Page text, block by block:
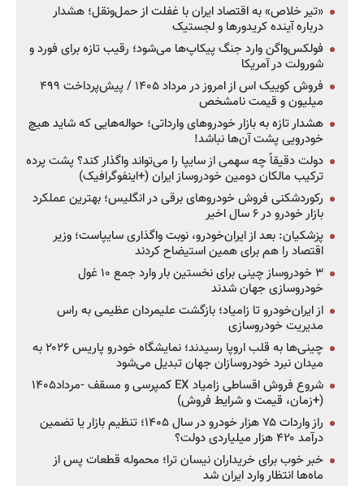
«تیر خلاص» به اقتصاد ایران با غفلت از حمل‌ونقل؛ هشدار
درباره آینده کریدورها و لجستیک
فولکس‌واگن وارد جنگ پیکاپ‌ها می‌شود؛ رقیب تازه برای فورد و
شورولت در آمریکا
فروش کوییک اس از امروز در مرداد ۱۴۰۵ / پیش‌پرداخت ۴۹۹
میلیون و قیمت نامشخص
هشدار تازه به بازار خودروهای وارداتی؛ حواله‌هایی که شاید هیچ
خودرویی پشت آن‌ها نباشد!
دولت دقیقاً چه سهمی از سایپا را می‌تواند واگذار کند؟ پشت پرده
ترکیب مالکان دومین خودروساز ایران (+اینفوگرافیک)
رکوردشکنی فروش خودروهای برقی در انگلیس؛ بهترین عملکرد
بازار خودرو در ۶ سال اخیر
پزشکیان: بعد از ایران‌خودرو، نوبت واگذاری سایپاست؛ وزیر
اقتصاد را هم برای همین استیضاح کردند
۳ خودروساز چینی برای نخستین بار وارد جمع ۱۰ غول
خودروسازی جهان شدند
از ایران‌خودرو تا زامیاد؛ بازگشت علیمردان عظیمی به راس
مدیریت خودروسازی
چینی‌ها به قلب اروپا رسیدند؛ نمایشگاه خودرو پاریس ۲۰۲۶ به
میدان نبرد خودروسازان جهان تبدیل می‌شود
شروع فروش اقساطی زامیاد EX کمپرسی و مسقف -مرداد۱۴۰۵
(+زمان، قیمت و شرایط فروش)
راز واردات ۷۵ هزار خودرو در سال ۱۴۰۵؛ تنظیم بازار یا تضمین
درآمد ۴۲۰ هزار میلیاردی دولت؟
خبر خوب برای خریداران نیسان ترا؛ محموله قطعات پس از
ماه‌ها انتظار وارد ایران شد